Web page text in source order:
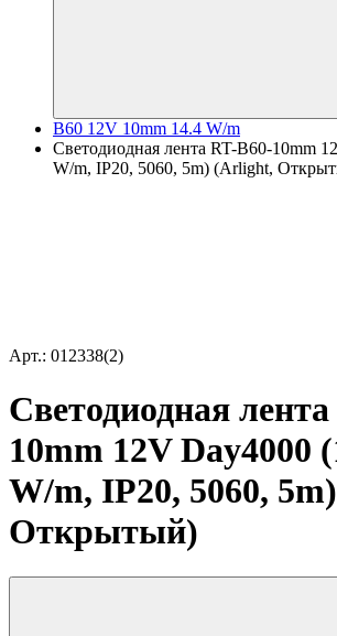
B60 12V 10mm 14.4 W/m
Светодиодная лента RT-B60-10mm
W/m, IP20, 5060, 5m) (Arlight,
Арт.: 012338(2)
Светодиодная
10mm 12V Day4000
W/m, IP20, 5060,
Открытый)